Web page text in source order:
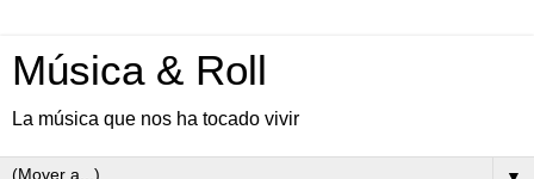
Música & Roll
La música que nos ha tocado vivir